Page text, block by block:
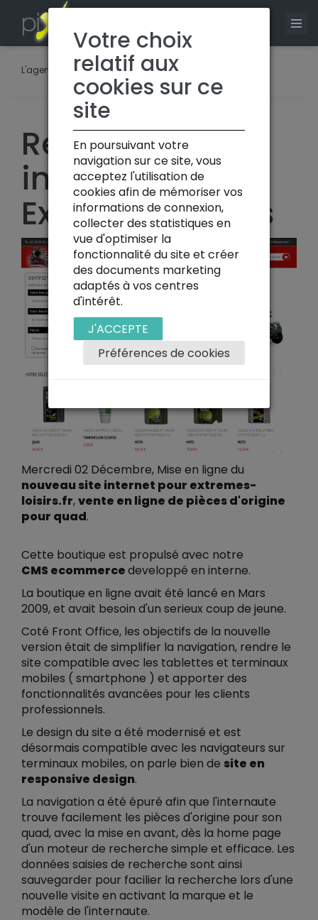
L'agence Actualités
Refont du site
internet
Extremes Loisirs
Mercredi 02 Décembre, Mise en ligne du
nouveau site internet pour extremes-
loisirs.fr,vente en ligne de pièces d'origine
pour quad.
Cette boutique est propulsé avec notre
CMS ecommercedeveloppé en interne.
La boutique en ligne avait été lancé en Mars
2009, et avait besoin d'un serieux coup de jeune.
Coté Front Office, les objectifs de la nouvelle
version était de simplifier la navigation, rendre le
site compatible avec les tablettes et terminaux
mobiles ( smartphone ) et apporter des
fonctionnalités avancées pour les clients
professionnels.
Le design du site a été modernisé et est
désormais compatible avec les navigateurs sur
terminaux mobiles, on parle bien de site en
responsive design.
La navigation a été épuré afin que l'internaute
trouve facilement les pièces d'origine pour son
quad, avec la mise en avant, dès la home page
d'un moteur de recherche simple et efficace. Les
données saisies de recherche sont ainsi
sauvegarder pour facilier la recherche lors d'une
nouvelle visite en activant la marque et le
modèle de l'internaute.
Votre choix
relatif aux
cookies sur ce
site
En poursuivant votre
navigation sur ce site, vous
acceptez l'utilisation de
cookies afin de mémoriser vos
informations de connexion,
collecter des statistiques en
vue d'optimiser la
fonctionnalité du site et créer
des documents marketing
adaptés à vos centres
d'intérêt.
J'ACCEPTE
Préférences de cookies